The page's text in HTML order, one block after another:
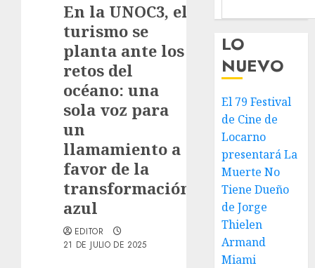
En la UNOC3, el
turismo se
planta ante los
retos del
océano: una
sola voz para
un
llamamiento a
favor de la
transformación
azul
EDITOR
21 DE JULIO DE 2025
LO
NUEVO
El 79 Festival
de Cine de
Locarno
presentará La
Muerte No
Tiene Dueño
de Jorge
Thielen
Armand
Miami